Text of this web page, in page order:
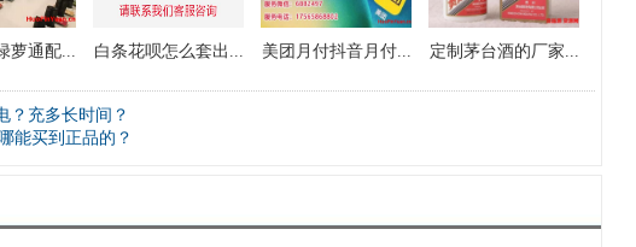
萝通配... 白条花呗怎么套出... 美团月付抖音月付... 定制茅台酒的厂家...
？充多长时间？
能买到正品的？